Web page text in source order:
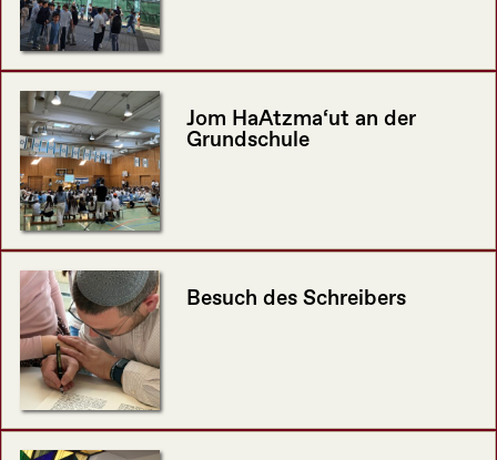
Jom HaAtzma‘ut an der
Grundschule
Besuch des Schreibers